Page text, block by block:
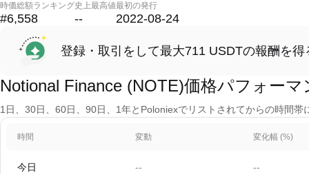
時価総額ランキング
#6,558
史上最高値
--
最初の発行
2022-08-24
登録・取引をして最大711 USDTの報酬を得
Notional Finance (NOTE)価格パフォーマ
1日、30日、60日、90日、1年とPoloniexでリストされてからの時間
時間 変動 変化幅 (%)
今日 -- --